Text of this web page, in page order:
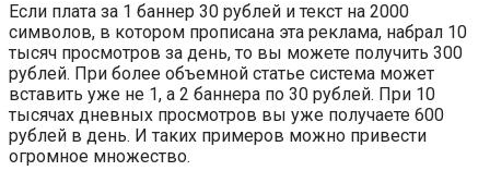
Если плата за 1 баннер 30 рублей и текст на 2000
символов, в котором прописана эта реклама, набрал 10
тысяч просмотров за день, то вы можете получить 300
рублей. При более объемной статье система может
вставить уже не 1, а 2 баннера по 30 рублей. При 10
тысячах дневных просмотров вы уже получаете 600
рублей в день. И таких примеров можно привести
огромное множество.